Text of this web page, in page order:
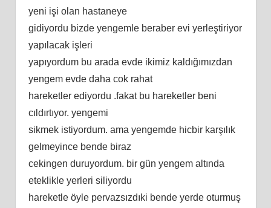
yeni işi olan hastaneye
gidiyordu bizde yengemle beraber evi yerleştiriyor
yapılacak işleri
yapıyordum bu arada evde ikimiz kaldığımızdan
yengem evde daha cok rahat
hareketler ediyordu .fakat bu hareketler beni
cıldırtıyor. yengemi
sikmek istiyordum. ama yengemde hicbir karşılık
gelmeyince bende biraz
cekingen duruyordum. bir gün yengem altında
eteklikle yerleri siliyordu
hareketle öyle pervazsızdıki bende yerde oturmuş